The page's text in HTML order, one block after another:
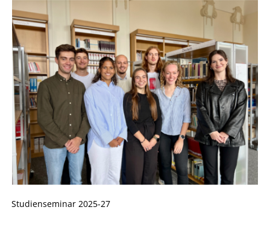
Studienseminar 2025-27